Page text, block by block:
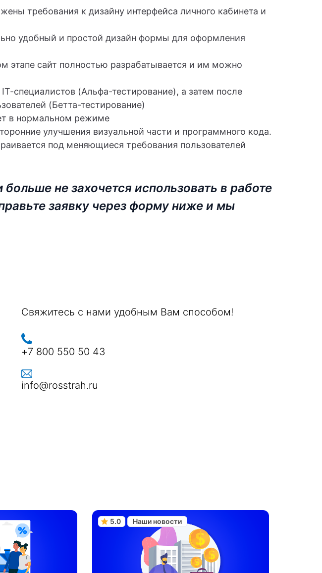
требования к дизайну интерфейса личного кабинета и
удобный и простой дизайн формы для оформления
этапе сайт полностью разрабатывается и им можно
специалистов (Альфа-тестирование), а затем после
(Бетта-тестирование)
в нормальном режиме
улучшения визуальной части и программного кода.
под меняющиеся требования пользователей
не захочется использовать в работе
заявку через форму ниже и мы
Свяжитесь с нами удобным Вам способом!
+7 800 550 50 43
info@rosstrah.ru
5.0 Наши новости